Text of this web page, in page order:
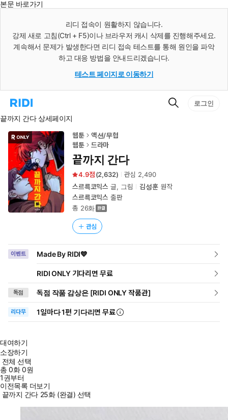
본문 바로가기
리디 접속이 원활하지 않습니다.
강제 새로 고침(Ctrl + F5)이나 브라우저 캐시 삭제를 진행해주세요.
계속해서 문제가 발생한다면 리디 접속 테스트를 통해 원인을 파악
하고 대응 방법을 안내드리겠습니다.
테스트 페이지로 이동하기
리
홈
로
이
동
검
로그인
끝까지 간다 상세페이지
웹툰
액션/무협
웹툰
드라마
끝까지 간다
4.9 (2,632) 관심 2,490
스르륵코믹스 글, 그림 김성훈 원작
스르륵코믹스 출판
총 26화
관심
이벤트 Made By RIDI💙
RIDI ONLY 기다리면 무료
독점 독점 작품 감상은 [RIDI ONLY 작품관]
리다무 1일마다1편 기다리면 무료
대여하기
소장하기
전체 선택
총0화0원
1권부터
이전목록 더보기
끝까지 간다 25화 (완결) 선택